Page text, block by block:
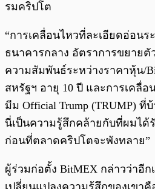
รมคริปโต
“การเคลื่อนไหวที่ละเอียดอ่อนร
ธนาคารกลาง อัตราการขยายตั
ความสัมพันธ์ระหว่างราคาหุ้น/
สหรัฐฯ อายุ 10 ปี และการเคลื่
มีม Official Trump (TRUMP)
นี่เป็นความรู้สึกคล้ายกับที่ผมได้
ก่อนที่ตลาดคริปโตจะพังทลาย”
ผู้ร่วมก่อตั้ง BitMEX กล่าวว่าอี